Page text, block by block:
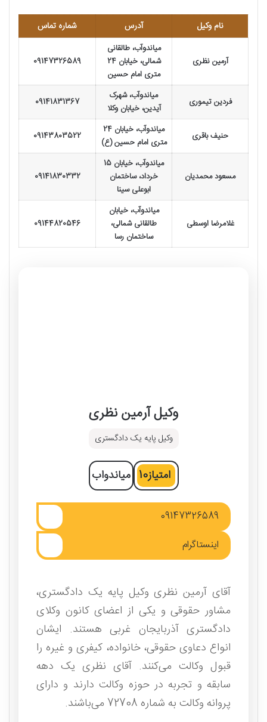
نام وکیل آدرس شماره تماس
آرمین نظری
میاندوآب، طالقانی
شمالی، خیابان 24
متری امام حسین
09147326589
فردین تیموری
میاندوآب، شهرک
آیدین، خیابان وکلا
09141831367
حنیف باقری
میاندوآب، خیابان 24
متری امام حسین (ع)
09143803522
مسعود محمدیان
میاندوآب، خیابان 15
خرداد، ساختمان
ابوعلی سینا
09141830332
غلامرضا اوسطی
میاندوآب، خیابان
طالقانی شمالی،
ساختمان رسا
09144820546
وکیل آرمین نظری
وکیل پایه یک دادگستری
امتیاز10 میاندواب
09147326589
اینستاگرام
آقای آرمین نظری وکیل پایه یک دادگستری،
مشاور حقوقی و یکی از اعضای کانون وکلای
دادگستری آذربایجان غربی هستند. ایشان
انواع دعاوی حقوقی، خانواده، کیفری و غیره را
قبول وکالت می‌کنند. آقای نظری یک دهه
سابقه و تجربه در حوزه وکالت دارند و دارای
پروانه وکالت به شماره 72708 می‌باشند.